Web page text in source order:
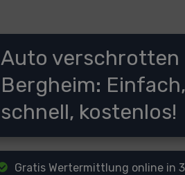
Auto verschrotten
Bergheim: Einfach,
schnell, kostenlos!
Gratis Wertermittlung online in